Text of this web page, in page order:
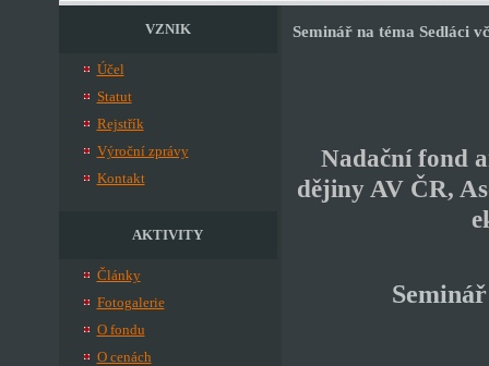
VZNIK
Účel
Statut
Rejstřík
Výroční zprávy
Kontakt
AKTIVITY
Články
Fotogalerie
O fondu
O cenách
Seminář na téma Sedláci
Nadační fond
dějiny AV ČR,